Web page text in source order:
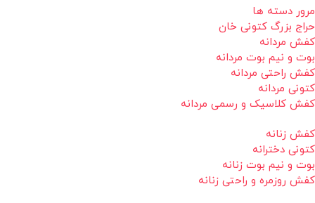
مرور دسته ها
حراج بزرگ کتونی خان
کفش مردانه
بوت و نیم بوت مردانه
کفش راحتی مردانه
کتونی مردانه
کفش کلاسیک و رسمی مردانه
کفش زنانه
کتونی دخترانه
بوت و نیم بوت زنانه
کفش روزمره و راحتی زنانه